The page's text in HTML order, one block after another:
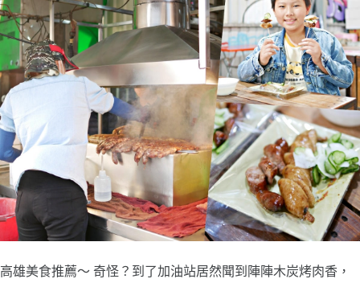
高雄美食推薦～ 奇怪？到了加油站居然聞到陣陣木炭烤肉香，